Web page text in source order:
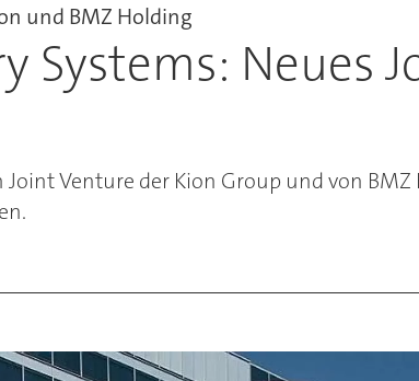
und BMZ Holding
Systems: Neues
Joint Venture der Kion Group und von